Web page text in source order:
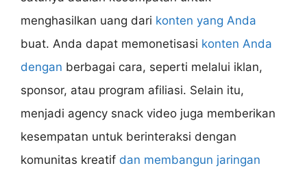
menghasilkan uang dari konten yang Anda
buat. Anda dapat memonetisasi konten Anda
dengan berbagai cara, seperti melalui iklan,
sponsor, atau program afiliasi. Selain itu,
menjadi agency snack video juga memberikan
kesempatan untuk berinteraksi dengan
komunitas kreatif dan membangun jaringan